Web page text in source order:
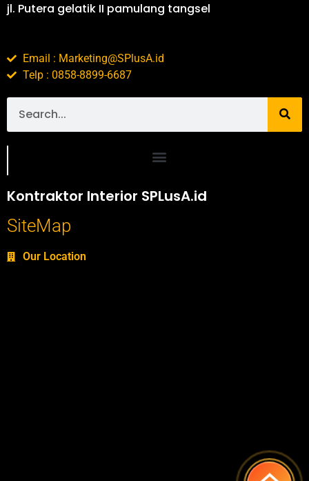
jl. Putera gelatik II pamulang tangsel
Email : Marketing@SPlusA.id
Telp : 0858-8899-6687
Kontraktor Interior SPLusA.id
SiteMap
Our Location